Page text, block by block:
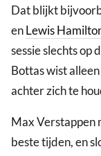
Dat blijkt
enLewis
sessie slechts op
Bottas wist
achter zich te
Max Verstappen
beste tijden, en